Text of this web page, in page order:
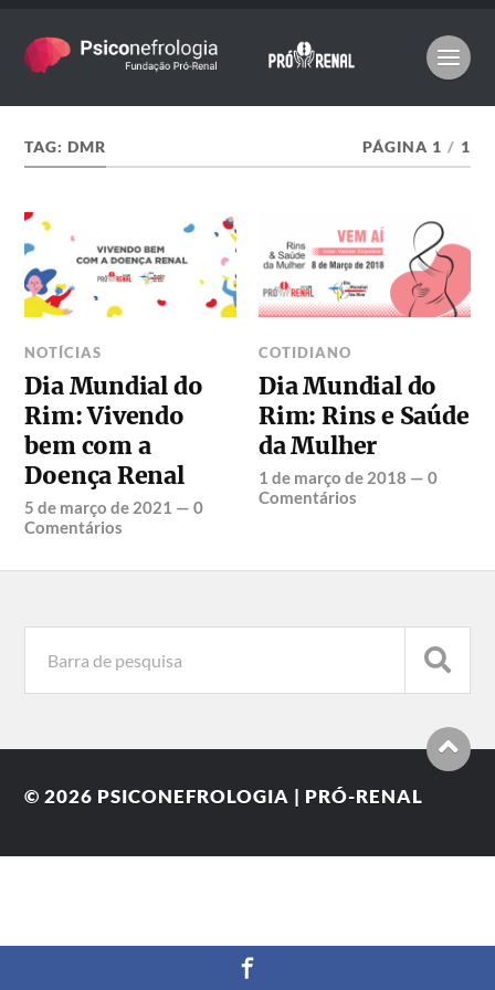
TAG:DMR PÁGINA 1 / 1
NOTÍCIAS
Dia Mundial do
Rim: Vivendo
bem com a
Doença Renal
5 de março de 2021 —0
Comentários
COTIDIANO
Dia Mundial do
Rim: Rins e Saúde
da Mulher
1 de março de 2018 —0
Comentários
© 2026 PSICONEFROLOGIA | PRÓ-RENAL